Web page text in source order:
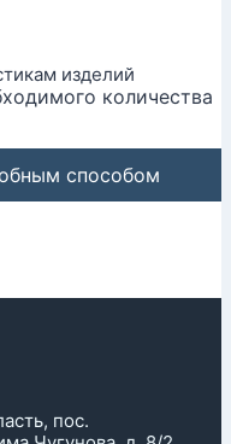
изделий
количества
способом
пос.